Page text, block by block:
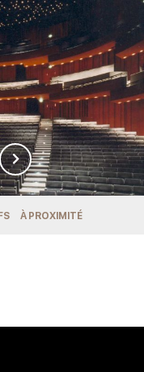
À PROXIMITÉ